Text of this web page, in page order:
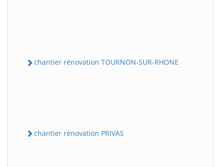
chantier rénovation TOURNON-SUR-RHONE
chantier rénovation PRIVAS